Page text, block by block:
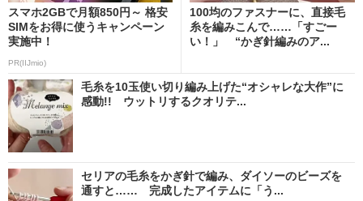
スマホ2GBで月額850円～ 格安
SIMをお得に使うキャンペーン
実施中！
PR(IIJmio)
100均のファスナーに、直接毛
糸を編みこんで……「すごー
い！」 “かぎ針編みのア...
毛糸を10玉使い切り編み上げた“オシャレな大作”に
感動!! ウットリするクオリテ...
セリアの毛糸をかぎ針で編み、ダイソーのビーズを
通すと…… 完成したアイテムに「う...